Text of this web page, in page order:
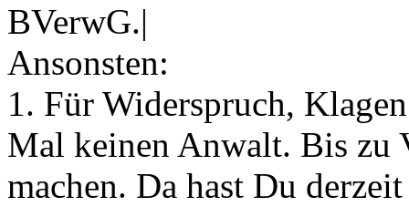
BVerwG.
Ansonsten:
1. Für Widerspruch,
Mal keinen Anwalt. Bis zu
machen. Da hast Du